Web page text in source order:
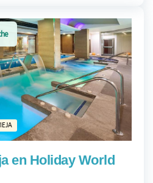
en Holiday World